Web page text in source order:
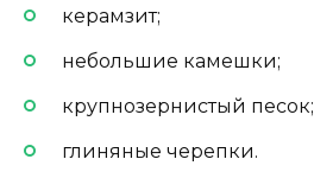
керамзит;
небольшие камешки;
крупнозернистый песок;
глиняные черепки.